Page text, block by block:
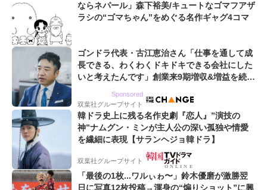
ならネパール」森下裕美/キュートなゴマフアザ
ラシの“ゴマちゃん”をめぐる名作ギャグ4コマ
ゴンドラ代表・古江恵治さん「仕事を通して成
長できる、わくわくドキドキできる会社にした
いと考えたんです」創業来9期増収&増益を続け
Sponsored
双葉社グループサイト
韓ドラ史上に残る名作史劇『恋人』”演技の
神”ナムグン・ミンが主人公の深い孤独や情愛
を繊細に表現【サランヘジョ韓ドラ】
双葉社グループサイト
「最後の1枚...ワルぃゎ〜」鈴木優磨が激勝翌
日に写真12枚投稿→渾身の“煽りショット”に興